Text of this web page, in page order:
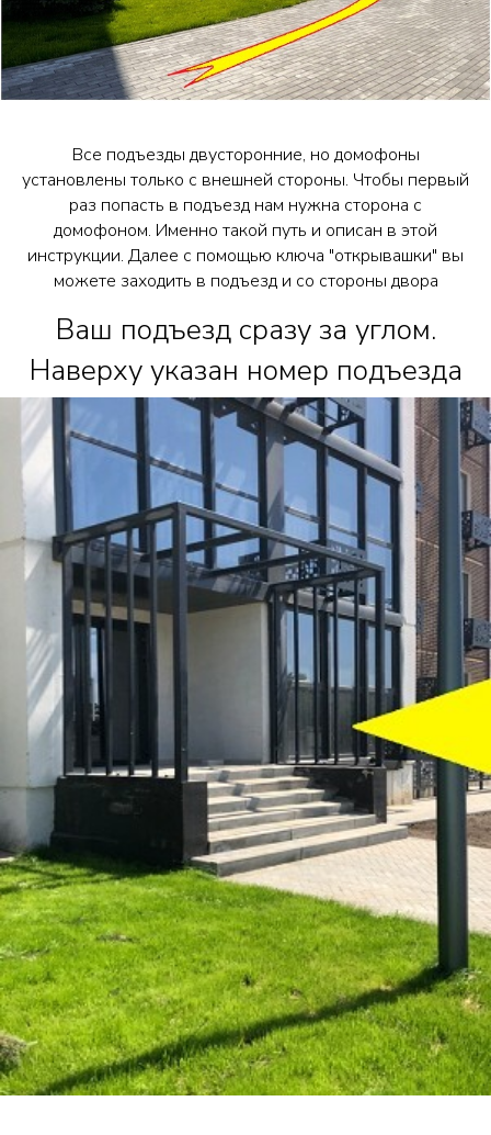
Все подъезды двусторонние, но домофоны
установлены только с внешней стороны. Чтобы первый
раз попасть в подъезд нам нужна сторона с
домофоном. Именно такой путь и описан в этой
инструкции. Далее с помощью ключа "открывашки" вы
можете заходить в подъезд и со стороны двора
Ваш подъезд сразу за углом.
Наверху указан номер подъезда